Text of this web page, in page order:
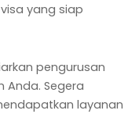
yang siap
pengurusan
Segera
layanan